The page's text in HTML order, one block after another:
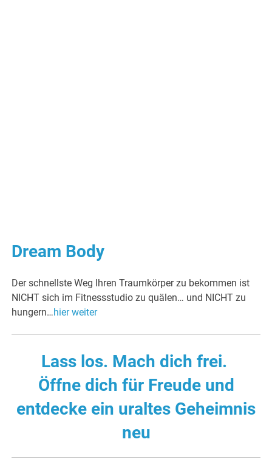
Dream Body
Der schnellste Weg Ihren Traumkörper zu bekommen ist
NICHT sich im Fitnessstudio zu quälen… und NICHT zu
hungern…hier weiter
Lass los. Mach dich frei.
Öffne dich für Freude und
entdecke ein uraltes Geheimnis
neu